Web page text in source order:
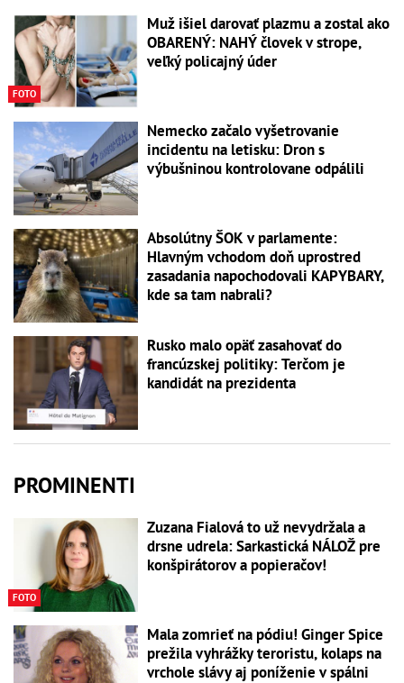
FOTO
Muž išiel darovať plazmu a zostal ako
OBARENÝ: NAHÝ človek v strope,
veľký policajný úder
Nemecko začalo vyšetrovanie
incidentu na letisku: Dron s
výbušninou kontrolovane odpálili
Absolútny ŠOK v parlamente:
Hlavným vchodom doň uprostred
zasadania napochodovali KAPYBARY,
kde sa tam nabrali?
Rusko malo opäť zasahovať do
francúzskej politiky: Terčom je
kandidát na prezidenta
PROMINENTI
FOTO
Zuzana Fialová to už nevydržala a
drsne udrela: Sarkastická NÁLOŽ pre
konšpirátorov a popieračov!
Mala zomrieť na pódiu! Ginger Spice
prežila vyhrážky teroristu, kolaps na
vrchole slávy aj poníženie v spálni